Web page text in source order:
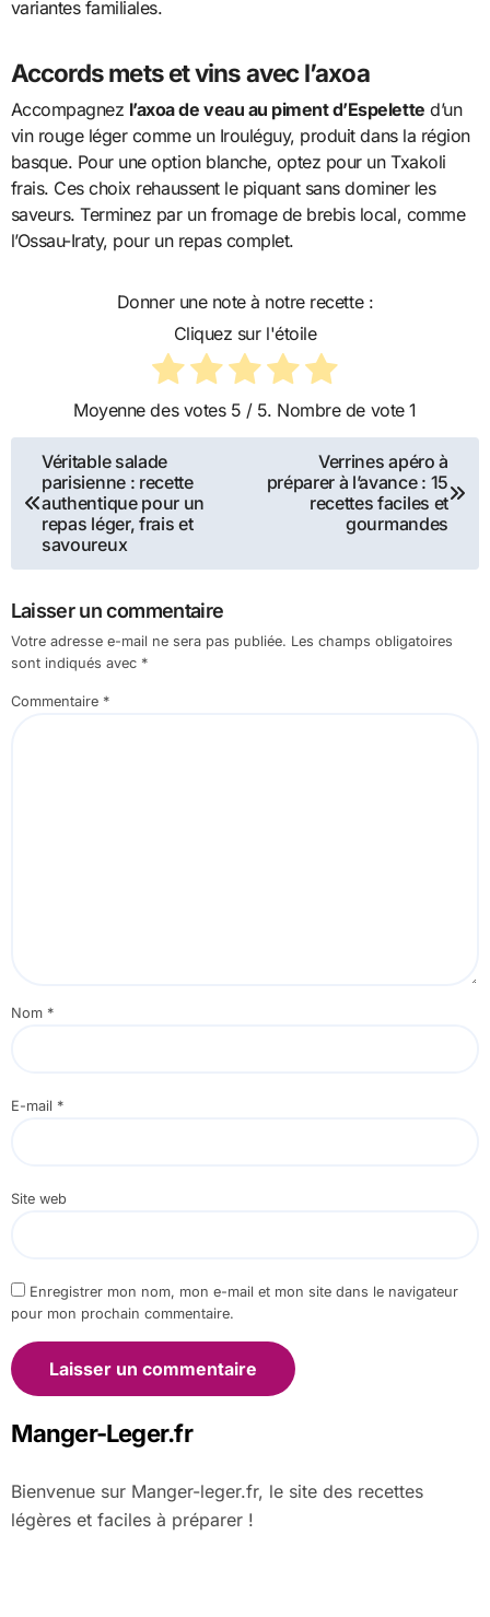
variantes familiales.
Accords mets et vins avec l’axoa
Accompagnez l’axoa de veau au piment d’Espelette d’un
vin rouge léger comme un Irouléguy, produit dans la région
basque. Pour une option blanche, optez pour un Txakoli
frais. Ces choix rehaussent le piquant sans dominer les
saveurs. Terminez par un fromage de brebis local, comme
l’Ossau-Iraty, pour un repas complet.
Donner une note à notre recette :
Cliquez sur l'étoile
Moyenne des votes 5 / 5. Nombre de vote1
Navigation
de
l’article
Véritable salade
parisienne : recette
authentique pour un
repas léger, frais et
savoureux
Verrines apéro à
préparer à l’avance : 15
recettes faciles et
gourmandes
Laisser un commentaire
Votre adresse e-mail ne sera pas publiée. Les champs obligatoires
sont indiqués avec *
Commentaire *
Nom *
E-mail *
Site web
Enregistrer mon nom, mon e-mail et mon site dans le navigateur
pour mon prochain commentaire.
Manger-Leger.fr
Bienvenue sur Manger-leger.fr, le site des recettes
légères et faciles à préparer !